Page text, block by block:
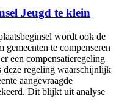
Jeugd te klein
wordt ook de
gemeenten te compenseren
een compensatieregeling
deze regeling waarschijnlijk
aangevraagde
Dit blijkt uit analyse